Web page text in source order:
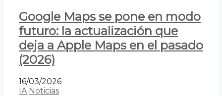
Google Maps se pone en modo
futuro: la actualización que
deja a Apple Maps en el pasado
(2026)
16/03/2026
IA Noticias